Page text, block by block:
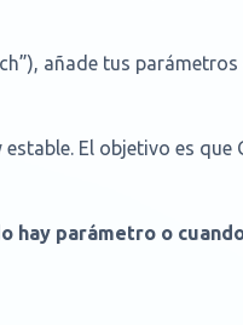
añade tus
El objetivo es que
hay parámetro o